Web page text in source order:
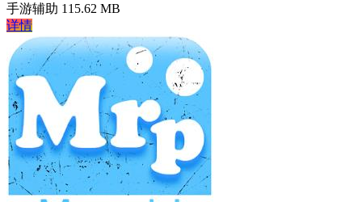
手游辅助 115.62 MB
详情